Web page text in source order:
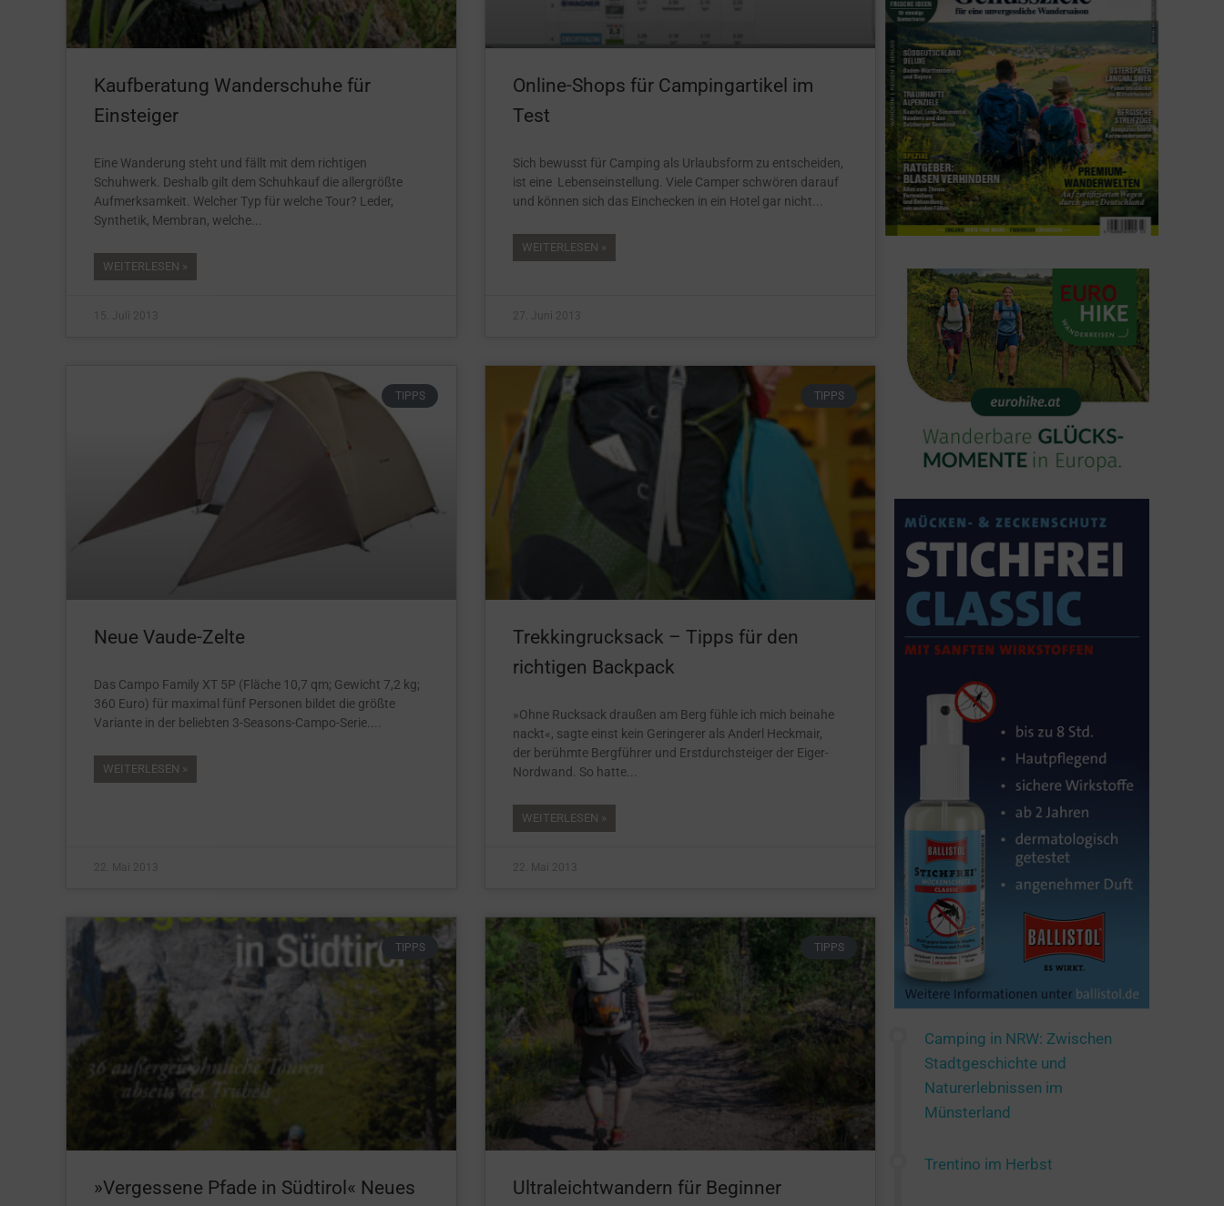
Kaufberatung Wanderschuhe für
Einsteiger
Eine Wanderung steht und fällt mit dem richtigen
Schuhwerk. Deshalb gilt dem Schuhkauf die allergrößte
Aufmerksamkeit. Welcher Typ für welche Tour? Leder,
Synthetik, Membran, welche
WEITERLESEN »
15. Juli 2013
Online-Shops für Campingartikel im
Test
Sich bewusst für Camping als Urlaubsform zu entscheiden,
ist eine Lebenseinstellung. Viele Camper schwören darauf
und können sich das Einchecken in ein Hotel gar nicht
WEITERLESEN »
27. Juni 2013
TIPPS
Neue Vaude-Zelte
Das Campo Family XT 5P (Fläche 10,7 qm; Gewicht 7,2 kg;
360 Euro) für maximal fünf Personen bildet die größte
Variante in der beliebten 3-Seasons-Campo-Serie.
WEITERLESEN »
22. Mai 2013
TIPPS
Trekkingrucksack – Tipps für den
richtigen Backpack
»Ohne Rucksack draußen am Berg fühle ich mich beinahe
nackt«, sagte einst kein Geringerer als Anderl Heckmair,
der berühmte Bergführer und Erstdurchsteiger der Eiger-
Nordwand. So hatte
WEITERLESEN »
22. Mai 2013
TIPPS
»Vergessene Pfade in Südtirol« Neues
TIPPS
Ultraleichtwandern für Beginner
Camping in NRW: Zwischen
Stadtgeschichte und
Naturerlebnissen im
Münsterland
Trentino im Herbst